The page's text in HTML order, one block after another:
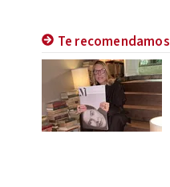
Te recomendamos